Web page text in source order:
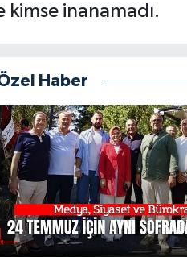
kimse inanamadı.
Haber